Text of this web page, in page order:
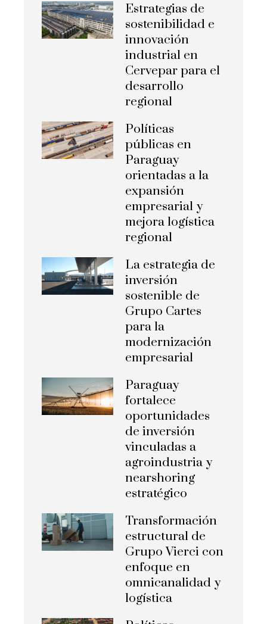
Estrategias de
sostenibilidad e
innovación
industrial en
Cervepar para el
desarrollo
regional
Políticas
públicas en
Paraguay
orientadas a la
expansión
empresarial y
mejora logística
regional
La estrategia de
inversión
sostenible de
Grupo Cartes
para la
modernización
empresarial
Paraguay
fortalece
oportunidades
de inversión
vinculadas a
agroindustria y
nearshoring
estratégico
Transformación
estructural de
Grupo Vierci con
enfoque en
omnicanalidad y
logística